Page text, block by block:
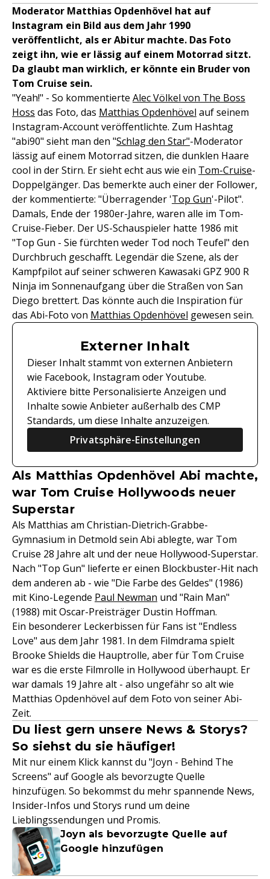
Moderator Matthias Opdenhövel hat auf
Instagram ein Bild aus dem Jahr 1990
veröffentlicht, als er Abitur machte. Das Foto
zeigt ihn, wie er lässig auf einem Motorrad sitzt.
Da glaubt man wirklich, er könnte ein Bruder von
Tom Cruise sein.
"Yeah!" - So kommentierte Alec Völkel von The Boss
Hoss das Foto, das Matthias Opdenhövel auf seinem
Instagram-Account veröffentlichte. Zum Hashtag
"abi90" sieht man den "Schlag den Star"-Moderator
lässig auf einem Motorrad sitzen, die dunklen Haare
cool in der Stirn. Er sieht echt aus wie ein Tom-Cruise-
Doppelgänger. Das bemerkte auch einer der Follower,
der kommentierte: "Überragender 'Top Gun'-Pilot".
Damals, Ende der 1980er-Jahre, waren alle im Tom-
Cruise-Fieber. Der US-Schauspieler hatte 1986 mit
"Top Gun - Sie fürchten weder Tod noch Teufel" den
Durchbruch geschafft. Legendär die Szene, als der
Kampfpilot auf seiner schweren Kawasaki GPZ 900 R
Ninja im Sonnenaufgang über die Straßen von San
Diego brettert. Das könnte auch die Inspiration für
das Abi-Foto von Matthias Opdenhövel gewesen sein.
Externer Inhalt
Dieser Inhalt stammt von externen Anbietern
wie Facebook, Instagram oder Youtube.
Aktiviere bitte Personalisierte Anzeigen und
Inhalte sowie Anbieter außerhalb des CMP
Standards, um diese Inhalte anzuzeigen.
Privatsphäre-Einstellungen
Als Matthias Opdenhövel Abi machte,
war Tom Cruise Hollywoods neuer
Superstar
Als Matthias am Christian-Dietrich-Grabbe-
Gymnasium in Detmold sein Abi ablegte, war Tom
Cruise 28 Jahre alt und der neue Hollywood-Superstar.
Nach "Top Gun" lieferte er einen Blockbuster-Hit nach
dem anderen ab - wie "Die Farbe des Geldes" (1986)
mit Kino-Legende Paul Newman und "Rain Man"
(1988) mit Oscar-Preisträger Dustin Hoffman.
Ein besonderer Leckerbissen für Fans ist "Endless
Love" aus dem Jahr 1981. In dem Filmdrama spielt
Brooke Shields die Hauptrolle, aber für Tom Cruise
war es die erste Filmrolle in Hollywood überhaupt. Er
war damals 19 Jahre alt - also ungefähr so alt wie
Matthias Opdenhövel auf dem Foto von seiner Abi-
Zeit.
Du liest gern unsere News & Storys?
So siehst du sie häufiger!
Mit nur einem Klick kannst du "Joyn - Behind The
Screens" auf Google als bevorzugte Quelle
hinzufügen. So bekommst du mehr spannende News,
Insider-Infos und Storys rund um deine
Lieblingssendungen und Promis.
Joyn als bevorzugte Quelle auf
Google hinzufügen